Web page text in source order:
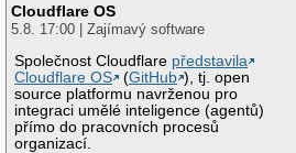
Cloudflare OS
5.8. 17:00 | Zajímavý software
Společnost Cloudflare představila
Cloudflare OS
(GitHub ), tj. open
source platformu navrženou pro
integraci umělé inteligence (agentů)
přímo do pracovních procesů
organizací.